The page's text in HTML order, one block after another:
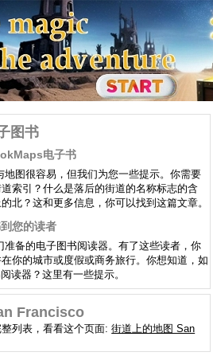
图书
电子书
图很容易，但我们为您一些提示。你需要
索引？什么是落后的街道的名称标志的含
北？这和更多信息，你可以找到这篇文章。
您的读者
准备的电子图书阅读器。有了这些读者，你
你的城市或度假或商务旅行。你想知道，如
读器？这里有一些提示。
Francisco
列表，看看这个页面:街道上的地图 San